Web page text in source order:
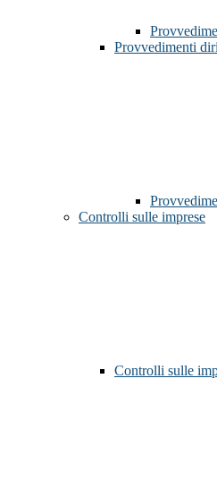
Provvedimenti
Controlli sulle imprese
Controlli sulle